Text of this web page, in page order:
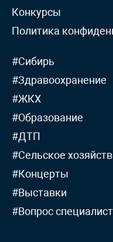
Конкурсы
Политика
#Сибирь
#Здравоохранение
#ЖКХ
#Образование
#ДТП
#Сельское
#Концерты
#Выставки
#Вопрос